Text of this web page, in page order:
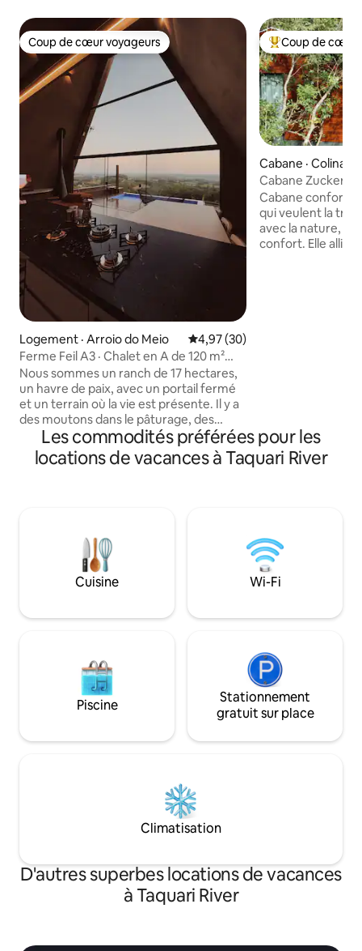
Coup de cœur voyageurs
Coup de cœur voyageurs
Logement · Arroio do Meio Note moyenne de 4,97 sur 5,
4,97 (30)
Ferme Feil A3 · Chalet en A de 120 m²
avec piscine · 17 ha
Nous sommes un ranch de 17 hectares,
un havre de paix, avec un portail fermé
et un terrain où la vie est présente. Il y a
des moutons dans le pâturage, des
poules qui errent librement et un
potager saisonnier qui sera laissé à votre
porte. Il fait 120 m² avec une hauteur de
Retrouvez-vous avec vous-même
quand le monde extérieur est silencieux.
Nous espérons que vous vivrez des
moments rares ici, des célébrations
4 personnes.
Coup de cœur
Coup de cœur
Cabane · Colinas
Cabane
incroyable
Cabane
qui veulent la
avec la nature,
confort. Elle allie
du coucher de
Les commodités préférées pour les
locations de vacances à Taquari River
Cuisine Wi-Fi
Piscine
Stationnement
gratuit sur place
Climatisation
D'autres superbes locations de vacances
à Taquari River